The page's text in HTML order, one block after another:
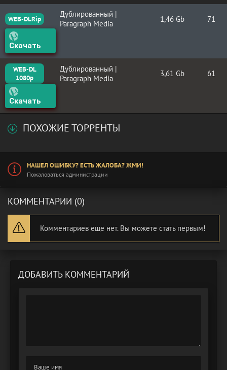
WEB-DLRip
Дублированный |
Paragraph Media
1,46 Gb 71
Скачать
WEB-DL
1080p
Дублированный |
Paragraph Media
3,61 Gb 61
Скачать
ПОХОЖИЕ ТОРРЕНТЫ
НАШЕЛ ОШИБКУ? ЕСТЬ ЖАЛОБА? ЖМИ!
Пожаловаться администрации
КОММЕНТАРИИ (0)
Комментариев еще нет. Вы можете стать первым!
ДОБАВИТЬ КОММЕНТАРИЙ